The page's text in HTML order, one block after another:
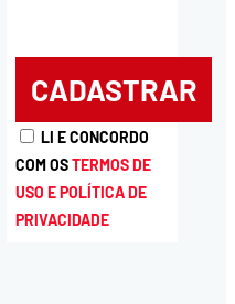
LI E CONCORDO
COM OSTERMOS DE
USO E POLÍTICA DE
PRIVACIDADE